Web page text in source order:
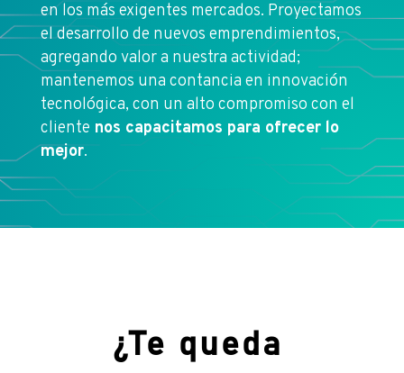
en los más exigentes mercados. Proyectamos
el desarrollo de nuevos emprendimientos,
agregando valor a nuestra actividad;
mantenemos una contancia en innovación
tecnológica, con un alto compromiso con el
cliente nos capacitamos para ofrecer lo
mejor.
¿Te queda